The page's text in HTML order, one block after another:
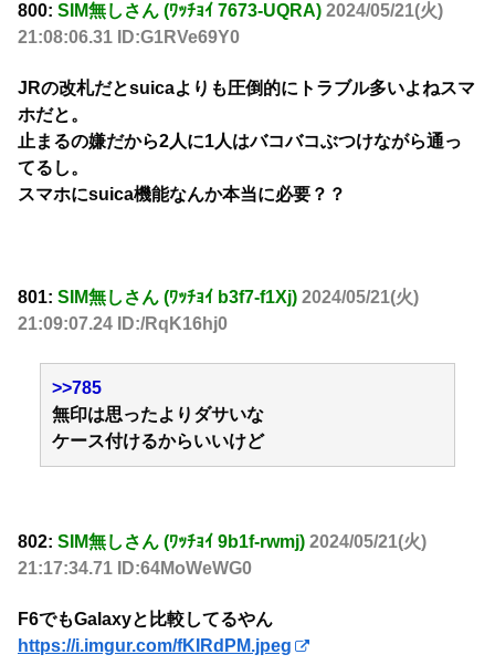
800: SIM無しさん (ﾜｯﾁｮｲ 7673-UQRA) 2024/05/21(火)
21:08:06.31 ID:G1RVe69Y0
JRの改札だとsuicaよりも圧倒的にトラブル多いよねスマ
ホだと。
止まるの嫌だから2人に1人はバコバコぶつけながら通っ
てるし。
スマホにsuica機能なんか本当に必要？？
801: SIM無しさん (ﾜｯﾁｮｲ b3f7-f1Xj) 2024/05/21(火)
21:09:07.24 ID:/RqK16hj0
>>785
無印は思ったよりダサいな
ケース付けるからいいけど
802: SIM無しさん (ﾜｯﾁｮｲ 9b1f-rwmj) 2024/05/21(火)
21:17:34.71 ID:64MoWeWG0
F6でもGalaxyと比較してるやん
https://i.imgur.com/fKIRdPM.jpeg